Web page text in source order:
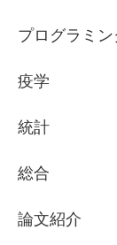
プログラミン
疫学
統計
総合
論文紹介